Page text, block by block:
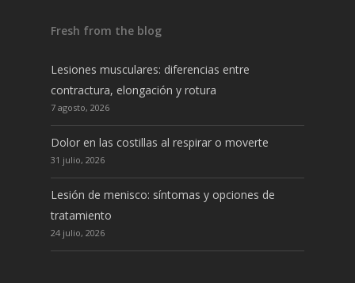
Fresh from the blog
Lesiones musculares: diferencias entre
contractura, elongación y rotura
7 agosto, 2026
Dolor en las costillas al respirar o moverte
31 julio, 2026
Lesión de menisco: síntomas y opciones de
tratamiento
24 julio, 2026